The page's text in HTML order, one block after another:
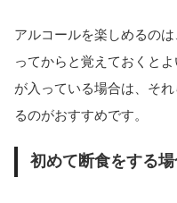
アルコールを楽しめるの
ってからと覚えておくと
が入っている場合は、そ
るのがおすすめです。
初めて断食をする